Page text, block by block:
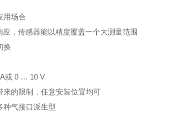
用场合
，传感器能以精度覆盖一个大测量范围
换
或 0 … 10 V
的限制，任意安装位置均可
种气接口派生型